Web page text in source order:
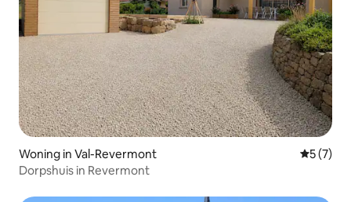
Woning in Val-Revermont
5 (7)
Dorpshuis in Revermont